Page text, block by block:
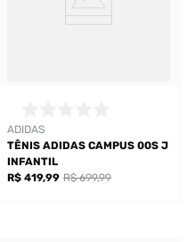
ADIDAS
TÊNIS ADIDAS CAMPUS 00S J
INFANTIL
R$ 419,99 R$ 699,99